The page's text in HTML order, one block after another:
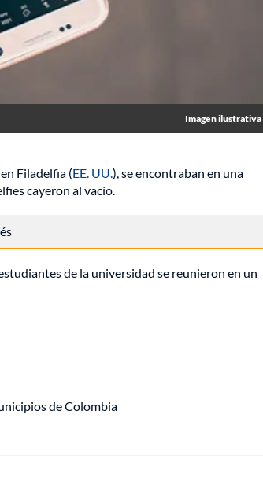
Imagen ilustrativa
Filadelfia (EE. UU.), se encontraban en una
cayeron al vacío.
de la universidad se reunieron en un
de Colombia